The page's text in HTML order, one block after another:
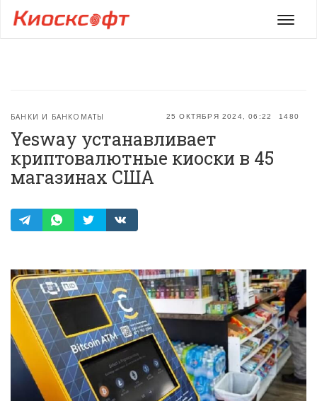
Меню
25 ОКТЯБРЯ 2024, 06:22 1480
БАНКИ И БАНКОМАТЫ
Yesway устанавливает
криптовалютные киоски в 45
магазинах США